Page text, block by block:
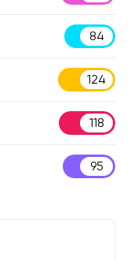
84
124
118
95